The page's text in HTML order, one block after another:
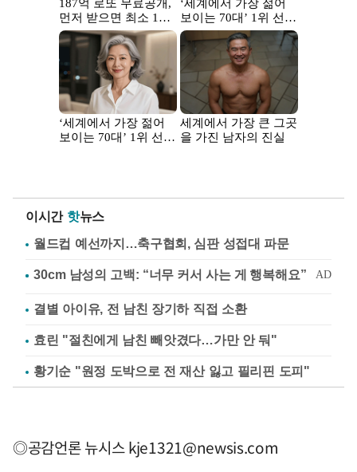
이시간 핫뉴스
월드컵 예선까지…축구협회, 심판 성접대 파문
결별 아이유, 전 남친 장기하 직접 소환
효린 "절친에게 남친 빼앗겼다…가만 안 둬"
황기순 "원정 도박으로 전 재산 잃고 필리핀 도피"
◎공감언론 뉴시스kje1321@newsis.com